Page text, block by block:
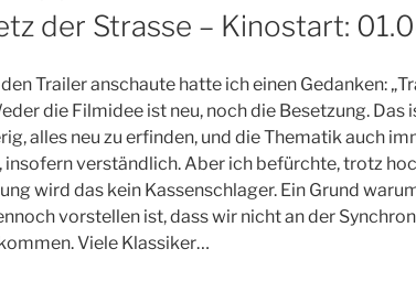
der Strasse – Kinostart:
Trailer anschaute hatte ich einen Gedanken:
die Filmidee ist neu, noch die Besetzung. Das
alles neu zu erfinden, und die Thematik auch
insofern verständlich. Aber ich befürchte, trotz
wird das kein Kassenschlager. Ein Grund
vorstellen ist, dass wir nicht an der
Viele Klassiker…